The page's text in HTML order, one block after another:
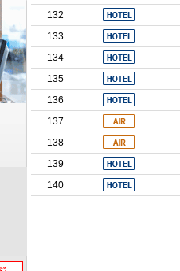
132
133
134
135
136
137
138
139
140